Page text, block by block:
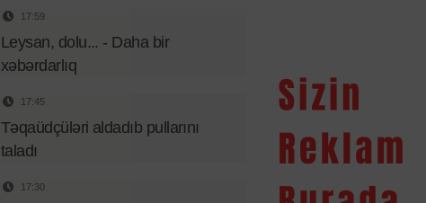
17:59
Leysan, dolu... - Daha bir
xəbərdarlıq
17:45
Təqaüdçüləri aldadıb pullarını
taladı
17:30